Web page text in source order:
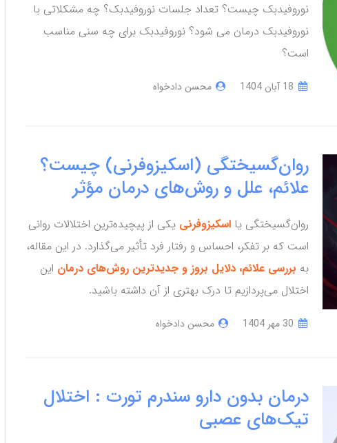
نوروفیدبک چیست؟ تعداد جلسات نوروفیدبک؟ چه مشکلاتی با
نوروفیدبک درمان می شود؟ نوروفیدبک برای چه سنی مناسب
است؟
محسن دادخواه
روان‌گسیختگی (اسکیزوفرنی) چیست؟
علائم، علل و روش‌های درمان مؤثر
روان‌گسیختگی یا اسکیزوفرنی یکی از پیچیده‌ترین اختلالات روانی
است که بر تفکر، احساس و رفتار فرد تأثیر می‌گذارد. در این مقاله،
به بررسی علائم، دلایل بروز و جدیدترین روش‌های درمان این
اختلال می‌پردازیم تا درک بهتری از آن داشته باشید.
محسن دادخواه
درمان بدون دارو سندرم تورت : اختلال
تیک‌های عصبی